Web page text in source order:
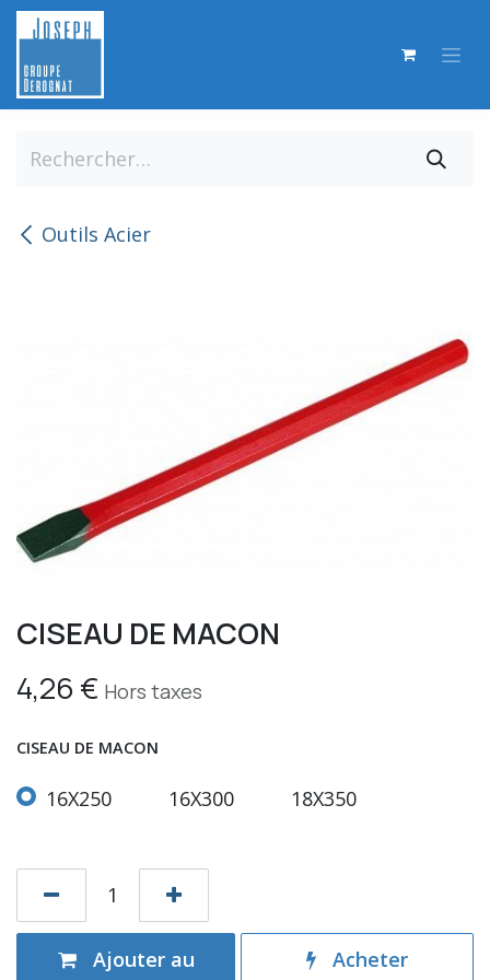
Se rendre au contenu
Outils Acier
CISEAU DE MACON
4,26 € Hors taxes
CISEAU DE MACON
16X250 16X300 18X350
Ajouter au
Acheter